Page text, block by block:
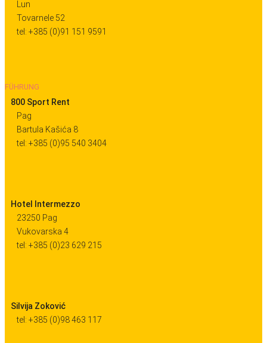
Lun
Tovarnele 52
tel: +385 (0)91 151 9591
FÜHRUNG
800 Sport Rent
Pag
Bartula Kašića 8
tel: +385 (0)95 540 3404
Hotel Intermezzo
23250 Pag
Vukovarska 4
tel: +385 (0)23 629 215
Silvija Zoković
tel: +385 (0)98 463 117